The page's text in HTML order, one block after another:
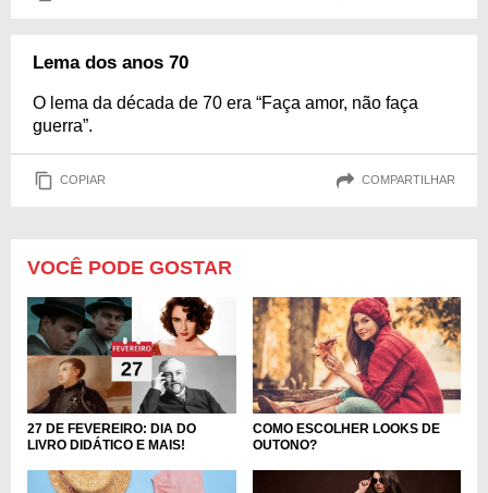
Lema dos anos 70
O lema da década de 70 era “Faça amor, não faça
guerra”.
COPIAR COMPARTILHAR
VOCÊ PODE GOSTAR
27 DE FEVEREIRO: DIA DO
LIVRO DIDÁTICO E MAIS!
COMO ESCOLHER LOOKS DE
OUTONO?